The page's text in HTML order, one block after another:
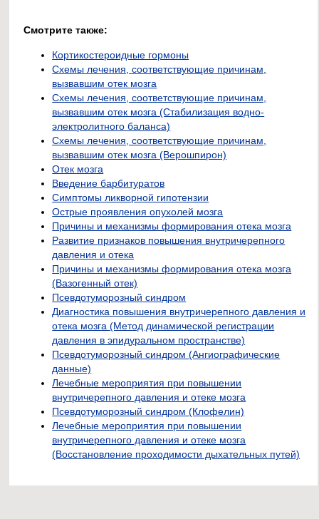
Смотрите также:
Кортикостероидные гормоны
Схемы лечения, соответствующие причинам,
вызвавшим отек мозга
Схемы лечения, соответствующие причинам,
вызвавшим отек мозга (Стабилизация водно-
электролитного баланса)
Схемы лечения, соответствующие причинам,
вызвавшим отек мозга (Верошпирон)
Отек мозга
Введение барбитуратов
Симптомы ликворной гипотензии
Острые проявления опухолей мозга
Причины и механизмы формирования отека мозга
Развитие признаков повышения внутричерепного
давления и отека
Причины и механизмы формирования отека мозга
(Вазогенный отек)
Псевдотуморозный синдром
Диагностика повышения внутричерепного давления и
отека мозга (Метод динамической регистрации
давления в эпидуральном пространстве)
Псевдотуморозный синдром (Ангиографические
данные)
Лечебные мероприятия при повышении
внутричерепного давления и отеке мозга
Псевдотуморозный синдром (Клофелин)
Лечебные мероприятия при повышении
внутричерепного давления и отеке мозга
(Восстановление проходимости дыхательных путей)